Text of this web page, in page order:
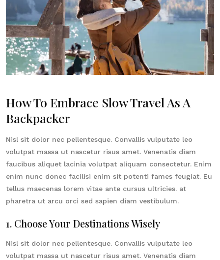
How To Embrace Slow Travel As A
Backpacker
Nisl sit dolor nec pellentesque. Convallis vulputate leo
volutpat massa ut nascetur risus amet. Venenatis diam
faucibus aliquet lacinia volutpat aliquam consectetur. Enim
enim nunc donec facilisi enim sit potenti fames feugiat. Eu
tellus maecenas lorem vitae ante cursus ultricies. at
pharetra ut arcu orci sed sapien diam vestibulum.
1. Choose Your Destinations Wisely
Nisl sit dolor nec pellentesque. Convallis vulputate leo
volutpat massa ut nascetur risus amet. Venenatis diam